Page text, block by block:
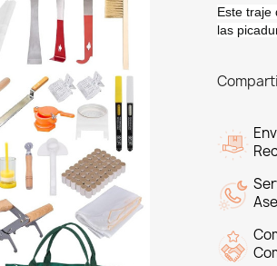
Este traje
las